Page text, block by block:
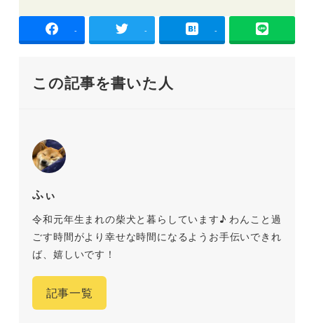
- - -
この記事を書いた人
ふぃ
令和元年生まれの柴犬と暮らしています♪ わんこと過
ごす時間がより幸せな時間になるようお手伝いできれ
ば、嬉しいです！
記事一覧